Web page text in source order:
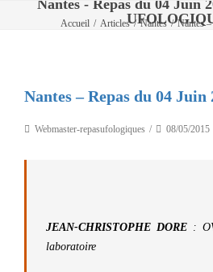
Nantes - Repas du 04 Juin
Accueil / Articles / Nantes / Nantes
Nantes – Repas du 04 Juin
Webmaster-repasufologiques 08/05/2015
JEAN-CHRISTOPHE DORE :
laboratoire